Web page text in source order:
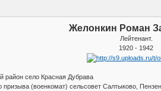
Желонкин Роман
Лейтенант.
1920 - 1942
район село Красная Дубрава
(военкомат) сельсовет Салтыково,